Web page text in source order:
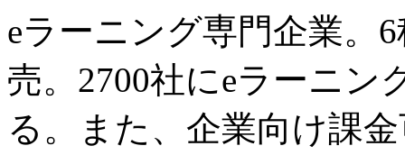
eラーニング専門企業。
売。2700社にeラーニン
る。また、企業向け課